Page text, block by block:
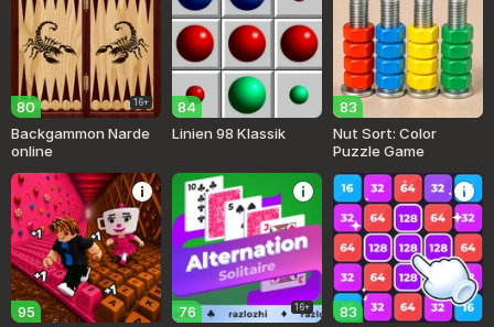
80 16+
Backgammon Narde
online
84
Linien 98 Klassik
83
Nut Sort: Color
Puzzle Game
95
76 16+
83